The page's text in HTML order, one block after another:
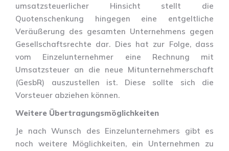
umsatzsteuerlicher Hinsicht stellt die
Quotenschenkung hingegen eine entgeltliche
Veräußerung des gesamten Unternehmens gegen
Gesellschaftsrechte dar. Dies hat zur Folge, dass
vom Einzelunternehmer eine Rechnung mit
Umsatzsteuer an die neue Mitunternehmerschaft
(GesbR) auszustellen ist. Diese sollte sich die
Vorsteuer abziehen können.
Weitere Übertragungsmöglichkeiten
Je nach Wunsch des Einzelunternehmers gibt es
noch weitere Möglichkeiten, ein Unternehmen zu